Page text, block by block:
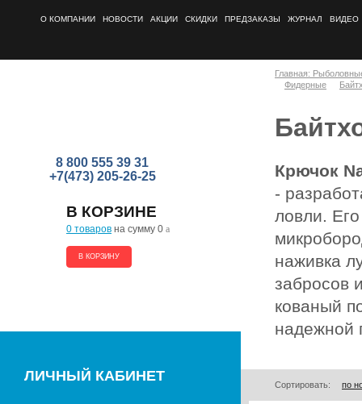
О КОМПАНИИ НОВОСТИ АКЦИИ СКИДКИ ПРЕДЗАКАЗЫ ЖУРНАЛ ВИДЕО
8 800 555 39 31
+7(473) 205-26-25
В КОРЗИНЕ
0 товаров на сумму 0 a
В КОРЗИНУ
ЛИЧНЫЙ КАБИНЕТ
Главная:
Фидерные
Крючок
-
ловли.
наживка
забросов
кованый
надежной
Сортировать: по